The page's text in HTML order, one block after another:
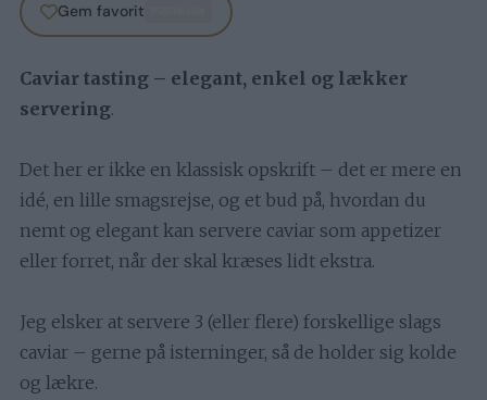
Gem favorit
Caviar tasting – elegant, enkel og lækker
servering.
Det her er ikke en klassisk opskrift – det er mere en
idé, en lille smagsrejse, og et bud på, hvordan du
nemt og elegant kan servere caviar som appetizer
eller forret, når der skal kræses lidt ekstra.
Jeg elsker at servere 3 (eller flere) forskellige slags
caviar – gerne på isterninger, så de holder sig kolde
og lækre.